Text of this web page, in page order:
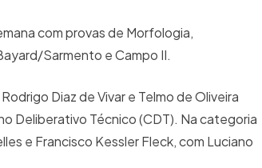
com provas de Morfologia,
Sarmento e Campo II.
Diaz de Vivar e Telmo de Oliveira
Deliberativo Técnico (CDT). Na categoria
e Francisco Kessler Fleck, com Luciano